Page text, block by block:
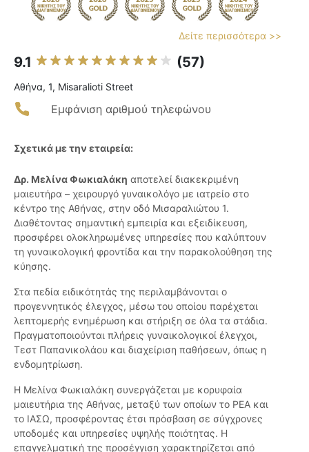
Δείτε περισσότερα >>
9.1 (57)
Αθήνα, 1, Misaralioti Street
Εμφάνιση αριθμού τηλεφώνου
Σχετικά με την εταιρεία:
Δρ. Μελίνα Φωκιαλάκη αποτελεί διακεκριμένη
μαιευτήρα – χειρουργό γυναικολόγο με ιατρείο στο
κέντρο της Αθήνας, στην οδό Μισαραλιώτου 1.
Διαθέτοντας σημαντική εμπειρία και εξειδίκευση,
προσφέρει ολοκληρωμένες υπηρεσίες που καλύπτουν
τη γυναικολογική φροντίδα και την παρακολούθηση της
κύησης.
Στα πεδία ειδικότητάς της περιλαμβάνονται ο
προγεννητικός έλεγχος, μέσω του οποίου παρέχεται
λεπτομερής ενημέρωση και στήριξη σε όλα τα στάδια.
Πραγματοποιούνται πλήρεις γυναικολογικοί έλεγχοι,
Τεστ Παπανικολάου και διαχείριση παθήσεων, όπως η
ενδομητρίωση.
Η Μελίνα Φωκιαλάκη συνεργάζεται με κορυφαία
μαιευτήρια της Αθήνας, μεταξύ των οποίων το ΡΕΑ και
το ΙΑΣΩ, προσφέροντας έτσι πρόσβαση σε σύγχρονες
υποδομές και υπηρεσίες υψηλής ποιότητας. Η
επαγγελματική της προσέγγιση χαρακτηρίζεται από